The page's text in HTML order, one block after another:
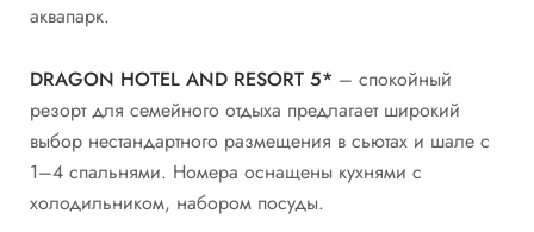
аквапарк.
DRAGON HOTEL AND RESORT 5* – спокойный
резорт для семейного отдыха предлагает широкий
выбор нестандартного размещения в сьютах и шале с
1–4 спальнями. Номера оснащены кухнями с
холодильником, набором посуды.